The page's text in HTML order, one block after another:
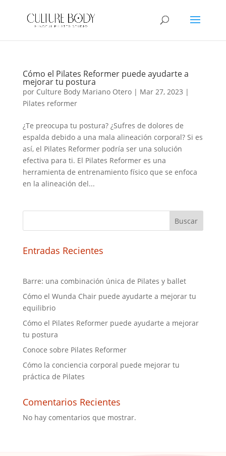
Cómo el Pilates Reformer puede ayudarte a
mejorar tu postura
por Culture Body Mariano Otero| Mar 27, 2023 |
Pilates reformer
¿Te preocupa tu postura? ¿Sufres de dolores de
espalda debido a una mala alineación corporal? Si es
así, el Pilates Reformer podría ser una solución
efectiva para ti. El Pilates Reformer es una
herramienta de entrenamiento físico que se enfoca
en la alineación del...
Buscar
Entradas Recientes
Barre: una combinación única de Pilates y ballet
Cómo el Wunda Chair puede ayudarte a mejorar tu
equilibrio
Cómo el Pilates Reformer puede ayudarte a mejorar
tu postura
Conoce sobre Pilates Reformer
Cómo la conciencia corporal puede mejorar tu
práctica de Pilates
Comentarios Recientes
No hay comentarios que mostrar.